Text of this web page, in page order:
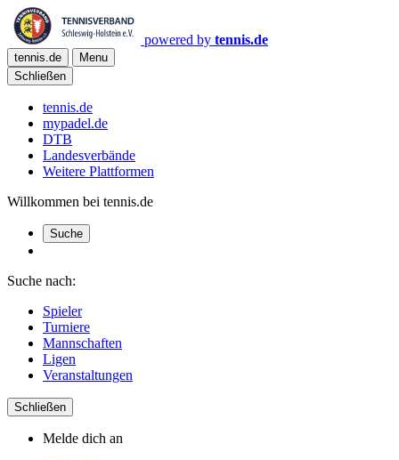
powered by tennis.de
tennis.de
Menu
Schließen
tennis.de
mypadel.de
DTB
Landesverbände
Weitere Plattformen
Willkommen bei tennis.de
Suche
Suche nach:
Spieler
Turniere
Mannschaften
Ligen
Veranstaltungen
Schließen
Melde dich an